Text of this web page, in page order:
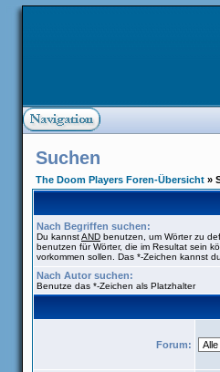
Suchen
The Doom Players Foren-Übersicht »
Nach Begriffen suchen:
Du kannstAND benutzen, um Wörter zu
benutzen für Wörter, die im Resultat sein
vorkommen sollen. Das *-Zeichen kannst
Nach Autor suchen:
Benutze das *-Zeichen als Platzhalter
Forum: